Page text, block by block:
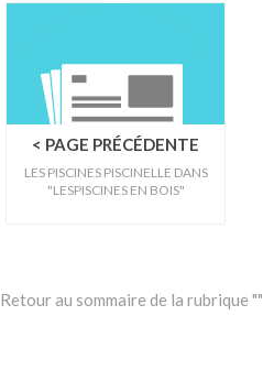
< PAGE PRÉCÉDENTE
LES PISCINES PISCINELLE DANS
"LESPISCINES EN BOIS"
Retour au sommaire de la rubrique ""